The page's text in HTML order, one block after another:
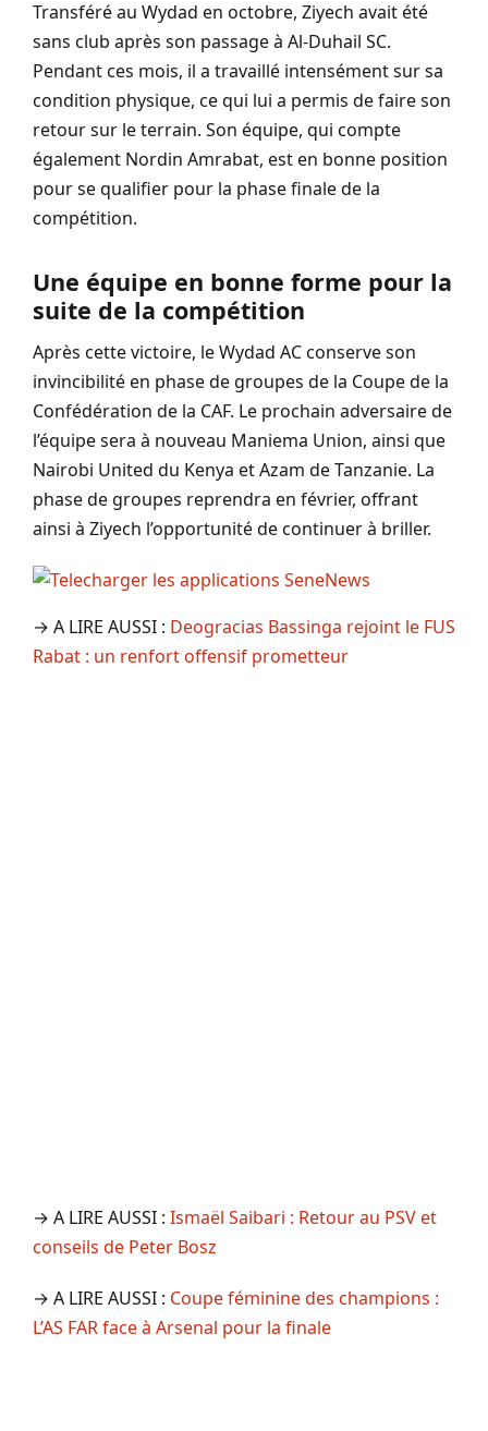
Transféré au Wydad en octobre, Ziyech avait été
sans club après son passage à Al-Duhail SC.
Pendant ces mois, il a travaillé intensément sur sa
condition physique, ce qui lui a permis de faire son
retour sur le terrain. Son équipe, qui compte
également Nordin Amrabat, est en bonne position
pour se qualifier pour la phase finale de la
compétition.
Une équipe en bonne forme pour la
suite de la compétition
Après cette victoire, le Wydad AC conserve son
invincibilité en phase de groupes de la Coupe de la
Confédération de la CAF. Le prochain adversaire de
l’équipe sera à nouveau Maniema Union, ainsi que
Nairobi United du Kenya et Azam de Tanzanie. La
phase de groupes reprendra en février, offrant
ainsi à Ziyech l’opportunité de continuer à briller.
→ A LIRE AUSSI : Deogracias Bassinga rejoint le FUS
Rabat : un renfort offensif prometteur
→ A LIRE AUSSI : Ismaël Saibari : Retour au PSV et
conseils de Peter Bosz
→ A LIRE AUSSI : Coupe féminine des champions :
L’AS FAR face à Arsenal pour la finale